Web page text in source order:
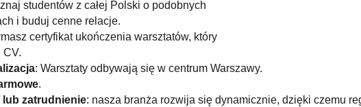
studentów z całej Polski o podobnych
i buduj cenne relacje.
certyfikat ukończenia warsztatów, który
CV.
: Warsztaty odbywają się w centrum Warszawy.
.
lub zatrudnienie: nasza branża rozwija się dynamicznie, dzięki czemu